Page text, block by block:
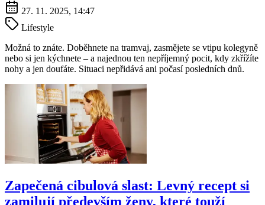
27. 11. 2025, 14:47
Lifestyle
Možná to znáte. Doběhnete na tramvaj, zasmějete se vtipu kolegyně
nebo si jen kýchnete – a najednou ten nepříjemný pocit, kdy zkřížíte
nohy a jen doufáte. Situaci nepřidává ani počasí posledních dnů.
Zapečená cibulová slast: Levný recept si
zamilují především ženy, které touží